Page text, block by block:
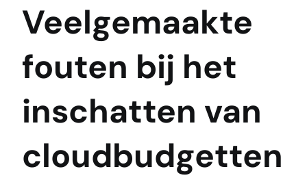
Veelgemaakte
fouten bij het
inschatten van
cloudbudgetten